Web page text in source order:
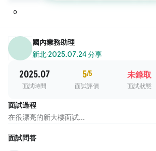
0
國內業務助理
新北·2025.07.24 分享
2025.07
面試時間
5/5
面試評價
未錄取
面試狀態
面試過程
在很漂亮的新大樓面試...
面試問答